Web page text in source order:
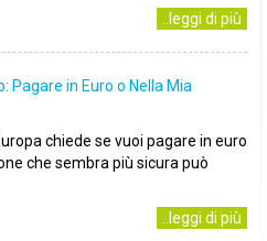
..leggi di più
Pagare in Euro o Nella Mia
chiede se vuoi pagare in euro
che sembra più sicura può
..leggi di più